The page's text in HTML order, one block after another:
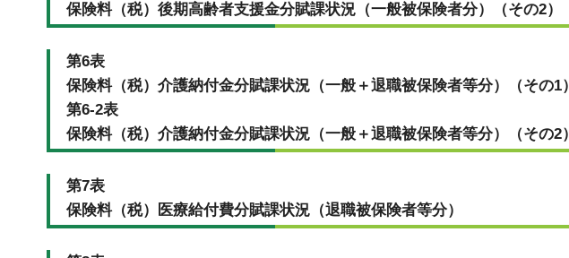
保険料（税）後期高齢者支援金分賦課状況（一般被保険者分）（その2）
第6表
保険料（税）介護納付金分賦課状況（一般＋退職被保険者等分）（その1）
第6-2表
保険料（税）介護納付金分賦課状況（一般＋退職被保険者等分）（その2）
第7表
保険料（税）医療給付費分賦課状況（退職被保険者等分）